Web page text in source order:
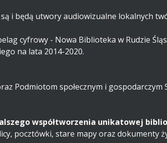
i będą utwory audiowizualne lokalnych
cyfrowy - Nowa Biblioteka w Rudzie
na lata 2014-2020.
Podmiotom społecznym i gospodarczym
współtworzenia unikatowej
pocztówki, stare mapy oraz dokumenty